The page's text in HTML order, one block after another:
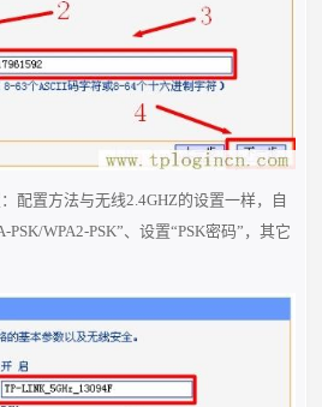
配置方法与无线2.4GHZ的设置一样，自
PSK/WPA2-PSK”、设置“PSK密码”，其它